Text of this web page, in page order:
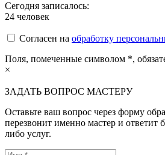
Сегодня записалось:
24 человек
Согласен на обработку
Поля, помеченные символом *,
×
ЗАДАТЬ ВОПРОС МАСТЕРУ
Оставьте ваш вопрос через форму
перезвонит именно мастер и ответит
либо услуг.